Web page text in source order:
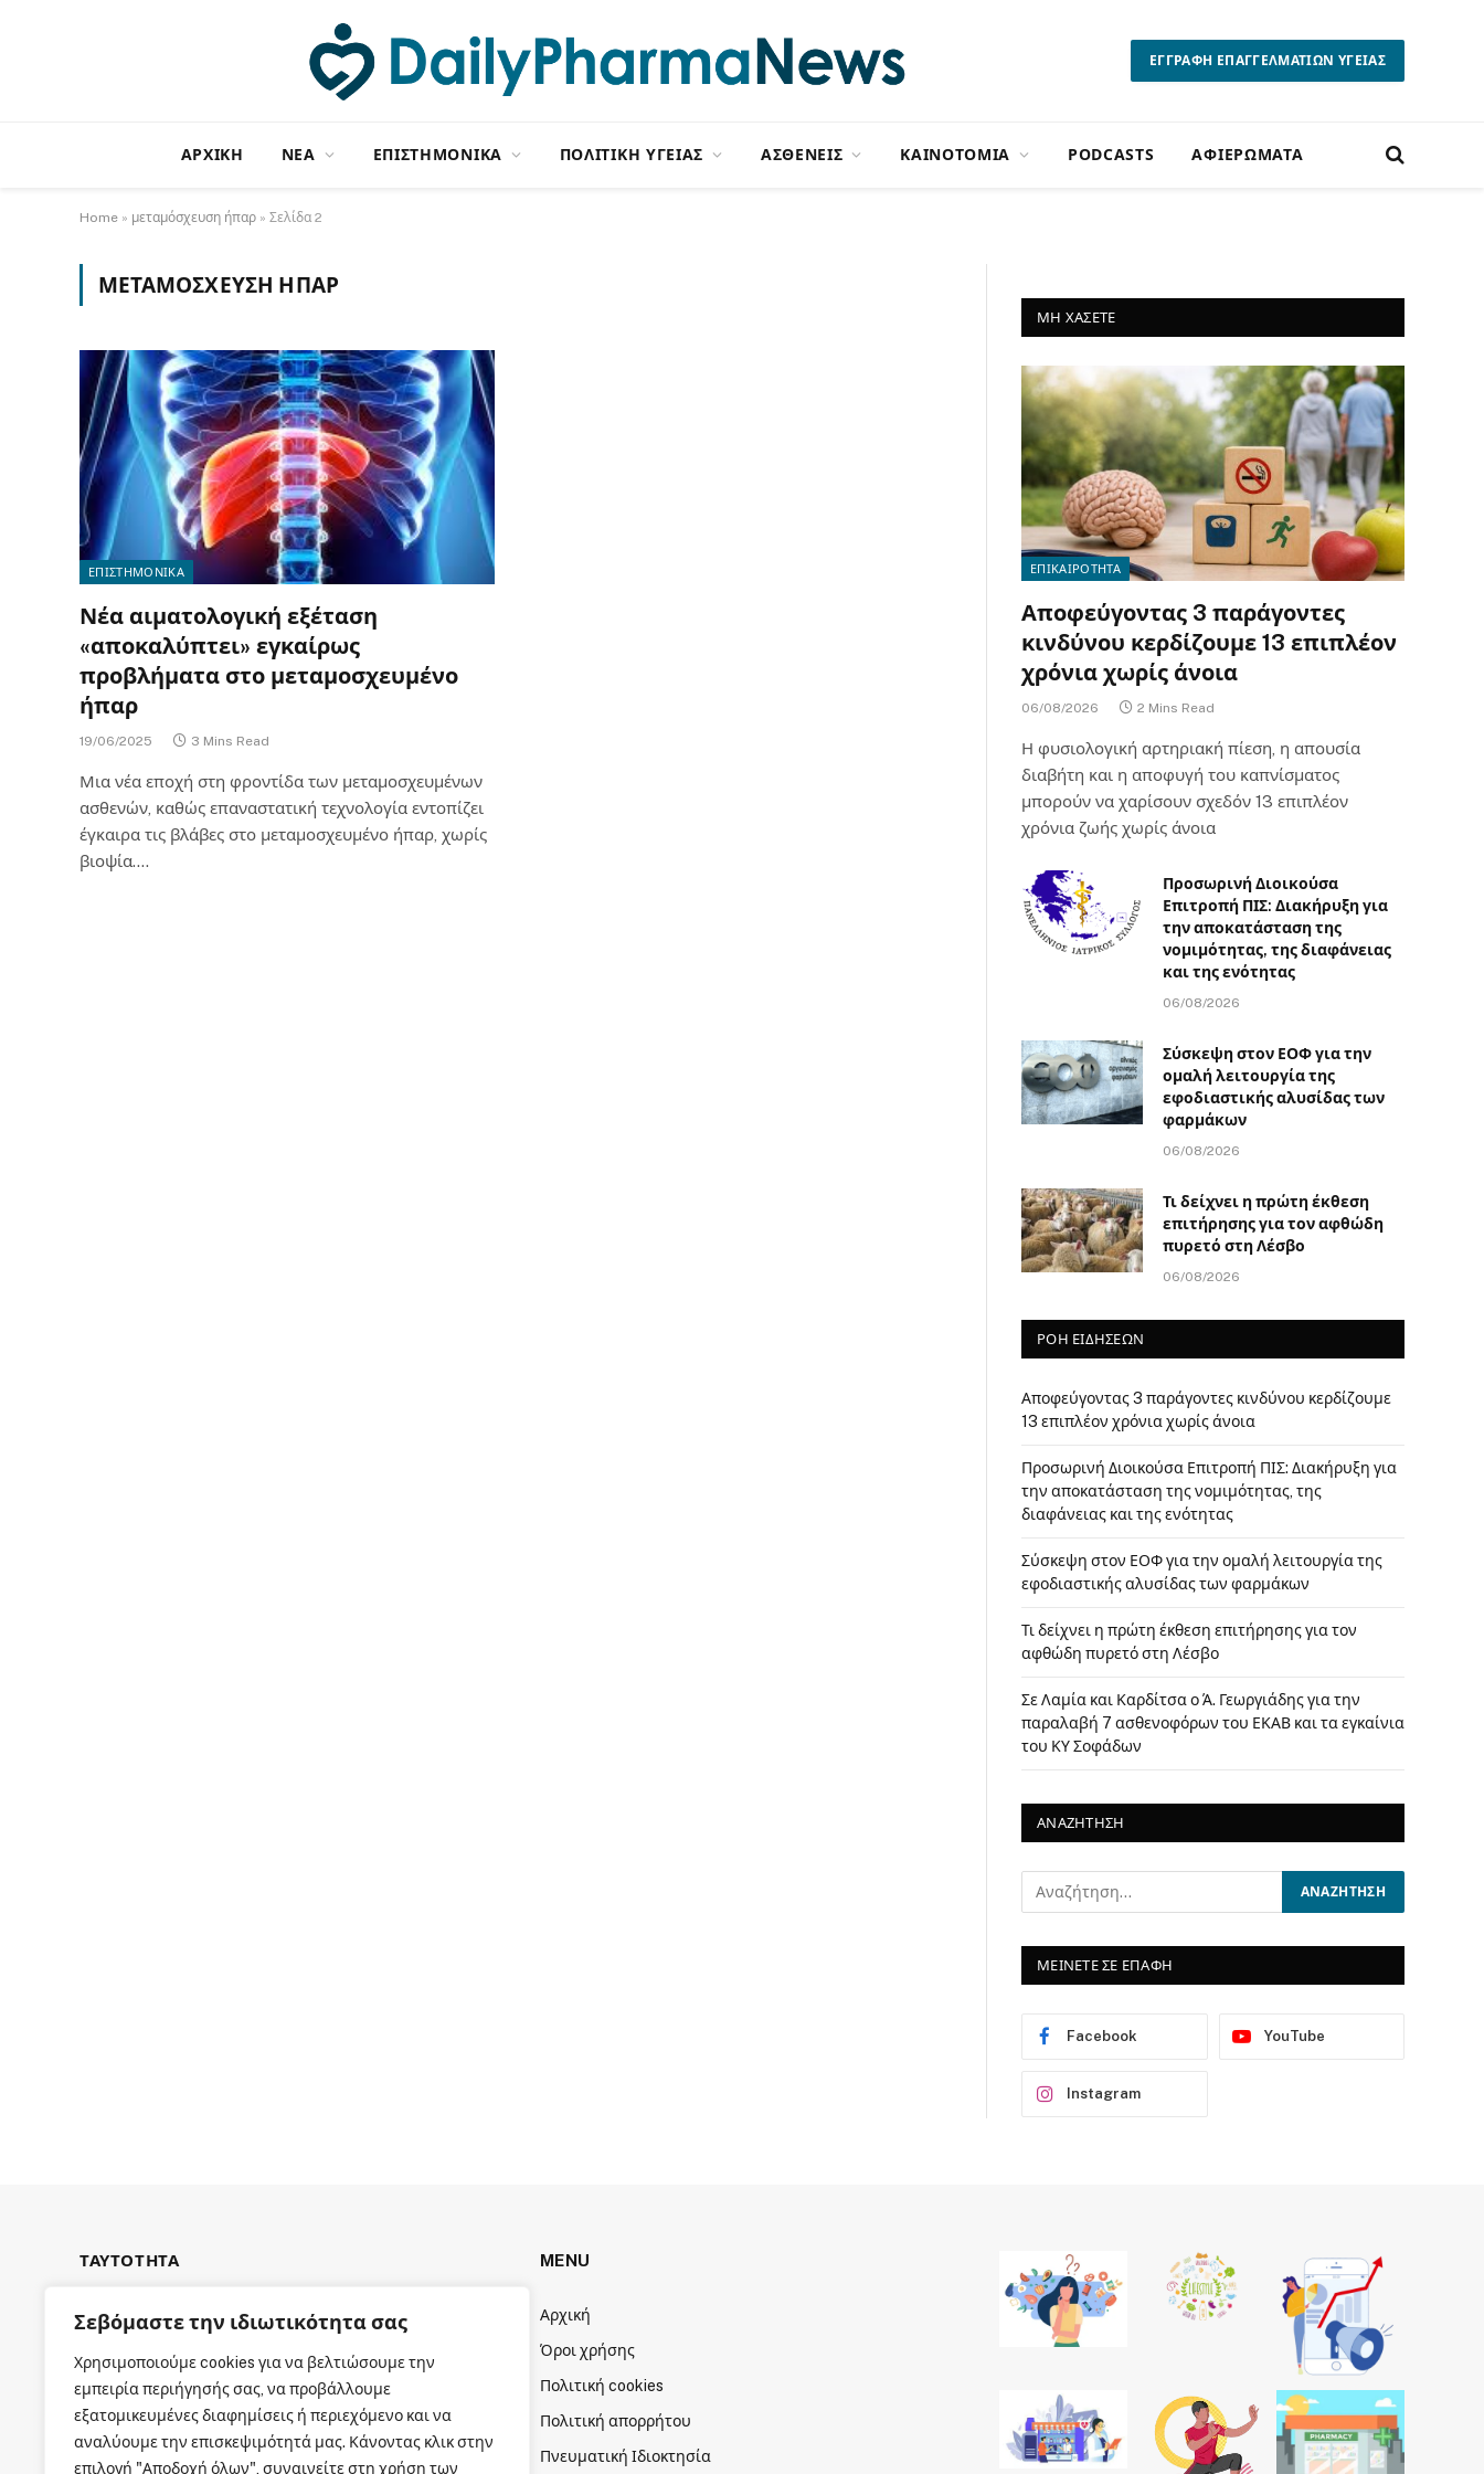
Σεβόμαστε την ιδιωτικότητα σας
Χρησιμοποιούμε cookies για να βελτιώσουμε την
εμπειρία περιήγησής σας, να προβάλλουμε
εξατομικευμένες διαφημίσεις ή περιεχόμενο και να
αναλύουμε την επισκεψιμότητά μας. Κάνοντας κλικ στην
επιλογή "Αποδοχή όλων", συναινείτε στη χρήση των
ΕΓΓΡΑΦΗ ΕΠΑΓΓΕΛΜΑΤΙΩΝ ΥΓΕΙΑΣ
ΑΡΧΙΚΗ NΕΑ ΕΠΙΣΤΗΜΟΝΙΚΑ ΠΟΛΙΤΙΚΗ ΥΓΕΙΑΣ ΑΣΘΕΝΕΙΣ ΚΑΙΝΟΤΟΜΙΑ PODCASTS ΑΦΙΕΡΩΜΑΤΑ
Home » μεταμόσχευση ήπαρ » Σελίδα 2
ΜΕΤΑΜΌΣΧΕΥΣΗ ΉΠΑΡ
ΕΠΙΣΤΗΜΟΝΙΚΑ
Νέα αιματολογική εξέταση
«αποκαλύπτει» εγκαίρως
προβλήματα στο μεταμοσχευμένο
ήπαρ
19/06/2025 3 Mins Read
Μια νέα εποχή στη φροντίδα των μεταμοσχευμένων
ασθενών, καθώς επαναστατική τεχνολογία εντοπίζει
έγκαιρα τις βλάβες στο μεταμοσχευμένο ήπαρ, χωρίς
βιοψία.…
ΜΗ ΧΑΣΕΤΕ
ΕΠΙΚΑΙΡΟΤΗΤΑ
Αποφεύγοντας 3 παράγοντες
κινδύνου κερδίζουμε 13 επιπλέον
χρόνια χωρίς άνοια
06/08/2026 2 Mins Read
Η φυσιολογική αρτηριακή πίεση, η απουσία
διαβήτη και η αποφυγή του καπνίσματος
μπορούν να χαρίσουν σχεδόν 13 επιπλέον
χρόνια ζωής χωρίς άνοια
Προσωρινή Διοικούσα
Επιτροπή ΠΙΣ: Διακήρυξη για
την αποκατάσταση της
νομιμότητας, της διαφάνειας
και της ενότητας
06/08/2026
Σύσκεψη στον ΕΟΦ για την
ομαλή λειτουργία της
εφοδιαστικής αλυσίδας των
φαρμάκων
06/08/2026
Τι δείχνει η πρώτη έκθεση
επιτήρησης για τον αφθώδη
πυρετό στη Λέσβο
06/08/2026
ΡΟΗ ΕΙΔΗΣΕΩΝ
Αποφεύγοντας 3 παράγοντες κινδύνου κερδίζουμε
13 επιπλέον χρόνια χωρίς άνοια
Προσωρινή Διοικούσα Επιτροπή ΠΙΣ: Διακήρυξη για
την αποκατάσταση της νομιμότητας, της
διαφάνειας και της ενότητας
Σύσκεψη στον ΕΟΦ για την ομαλή λειτουργία της
εφοδιαστικής αλυσίδας των φαρμάκων
Τι δείχνει η πρώτη έκθεση επιτήρησης για τον
αφθώδη πυρετό στη Λέσβο
Σε Λαμία και Καρδίτσα ο Ά. Γεωργιάδης για την
παραλαβή 7 ασθενοφόρων του ΕΚΑΒ και τα εγκαίνια
του ΚΥ Σοφάδων
ΑΝΑΖΗΤΗΣΗ
ΜΕΙΝΕΤΕ ΣΕ ΕΠΑΦΗ
Facebook YouTube
Instagram
ΤΑΥΤΟΤΗΤΑ
ΕΤΑΙΡΙΚΗ ΤΑΥΤΟΤΗΤΑ
MENU
Αρχική
Όροι χρήσης
Πολιτική cookies
Πολιτική απορρήτου
Πνευματική Ιδιοκτησία